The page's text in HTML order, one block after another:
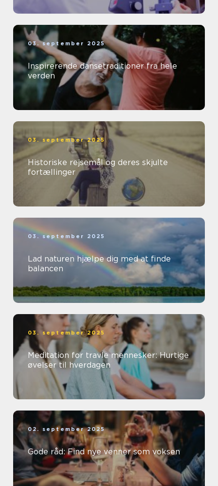
03. september 2025
Inspirerende dansetraditioner fra hele
verden
03. september 2025
Historiske rejsemål og deres skjulte
fortællinger
03. september 2025
Lad naturen hjælpe dig med at finde
balancen
03. september 2025
Meditation for travle mennesker: Hurtige
øvelser til hverdagen
02. september 2025
Gode råd: Find nye venner som voksen